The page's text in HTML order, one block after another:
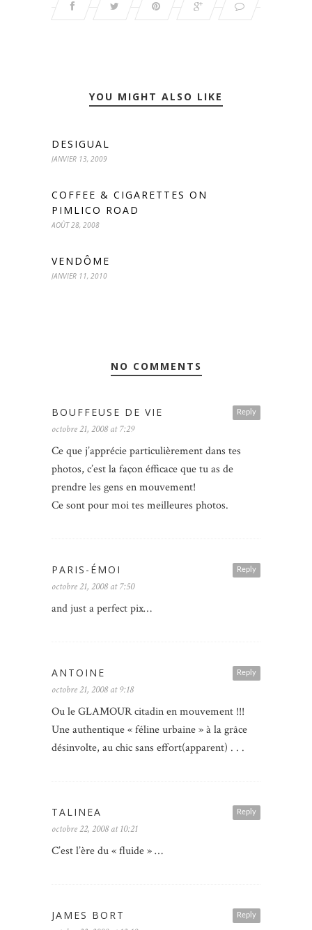
YOU MIGHT ALSO LIKE
DESIGUAL
JANVIER 13, 2009
COFFEE & CIGARETTES ON
PIMLICO ROAD
AOÛT 28, 2008
VENDÔME
JANVIER 11, 2010
NO COMMENTS
Reply
BOUFFEUSE DE VIE
octobre 21, 2008 at 7:29
Ce que j’apprécie particulièrement dans tes
photos, c’est la façon éfficace que tu as de
prendre les gens en mouvement!
Ce sont pour moi tes meilleures photos.
Reply
PARIS-ÉMOI
octobre 21, 2008 at 7:50
and just a perfect pix…
Reply
ANTOINE
octobre 21, 2008 at 9:18
Ou le GLAMOUR citadin en mouvement !!!
Une authentique « féline urbaine » à la grâce
désinvolte, au chic sans effort(apparent) . . .
Reply
TALINEA
octobre 22, 2008 at 10:21
C’est l’ère du « fluide » …
Reply
JAMES BORT